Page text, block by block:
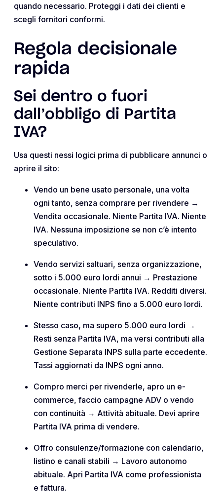
quando necessario. Proteggi i dati dei clienti e
scegli fornitori conformi.
Regola decisionale
rapida
Sei dentro o fuori
dall’obbligo di Partita
IVA?
Usa questi nessi logici prima di pubblicare annunci o
aprire il sito:
Vendo un bene usato personale, una volta
ogni tanto, senza comprare per rivendere →
Vendita occasionale. Niente Partita IVA. Niente
IVA. Nessuna imposizione se non c’è intento
speculativo.
Vendo servizi saltuari, senza organizzazione,
sotto i 5.000 euro lordi annui → Prestazione
occasionale. Niente Partita IVA. Redditi diversi.
Niente contributi INPS fino a 5.000 euro lordi.
Stesso caso, ma supero 5.000 euro lordi →
Resti senza Partita IVA, ma versi contributi alla
Gestione Separata INPS sulla parte eccedente.
Tassi aggiornati da INPS ogni anno.
Compro merci per rivenderle, apro un e-
commerce, faccio campagne ADV o vendo
con continuità → Attività abituale. Devi aprire
Partita IVA prima di vendere.
Offro consulenze/formazione con calendario,
listino e canali stabili → Lavoro autonomo
abituale. Apri Partita IVA come professionista
e fattura.